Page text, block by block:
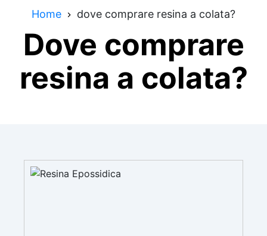
Home dove comprare resina a colata?
Dove comprare
resina a colata?